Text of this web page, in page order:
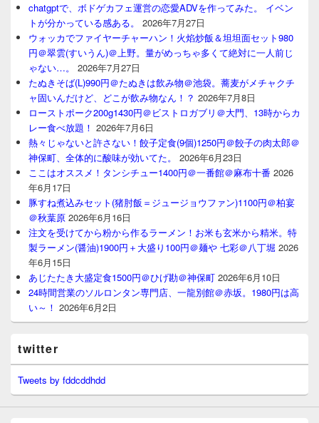
chatgptで、ボドゲカフェ運営の恋愛ADVを作ってみた。 イベン
トが分かっている感ある。
2026年7月27日
ウォッカでファイヤーチャーハン！火焰炒飯＆坦坦面セット980
円＠翠雲(すいうん)＠上野。量がめっちゃ多くて絶対に一人前じ
ゃない…。
2026年7月27日
たぬきそば(L)990円＠たぬきは飲み物＠池袋。蕎麦がメチャクチ
ャ固いんだけど、どこが飲み物なん！？ 2026年7月8日
ローストポーク200g1430円＠ビストロガブリ＠大門、13時からカ
レー食べ放題！ 2026年7月6日
熱々じゃないと許さない！餃子定食(9個)1250円＠餃子の肉太郎＠
神保町、全体的に酸味が効いてた。
2026年6月23日
ここはオススメ！タンシチュー1400円＠一番館＠麻布十番 2026
年6月17日
豚すね煮込みセット(猪肘飯＝ジュージョウファン)1100円＠柏宴
＠秋葉原 2026年6月16日
注文を受けてから粉から作るラーメン！お米も玄米から精米。特
製ラーメン(醤油)1900円＋大盛り100円＠麺や 七彩＠八丁堀 2026
年6月15日
あじたたき大盛定食1500円＠ひげ勘＠神保町 2026年6月10日
24時間営業のソルロンタン専門店、一龍別館＠赤坂。1980円は高
い～！ 2026年6月2日
twitter
Tweets by fddcddhdd